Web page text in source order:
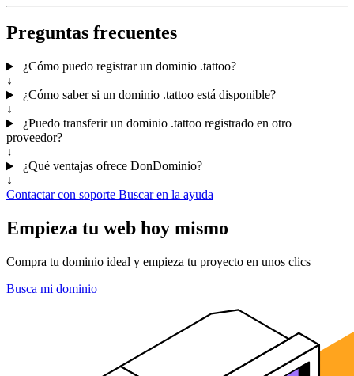
Preguntas frecuentes
¿Cómo puedo registrar un dominio .tattoo?
↓
¿Cómo saber si un dominio .tattoo está disponible?
↓
¿Puedo transferir un dominio .tattoo registrado en otro
proveedor?
↓
¿Qué ventajas ofrece DonDominio?
↓
Contactar con soporte Buscar en la ayuda
Empieza tu web hoy mismo
Compra tu dominio ideal y empieza tu proyecto en unos clics
Busca mi dominio